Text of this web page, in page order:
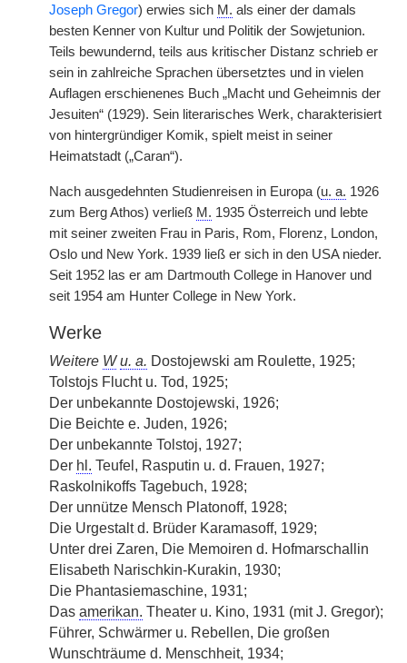
Joseph Gregor) erwies sich M. als einer der damals
besten Kenner von Kultur und Politik der Sowjetunion.
Teils bewundernd, teils aus kritischer Distanz schrieb er
sein in zahlreiche Sprachen übersetztes und in vielen
Auflagen erschienenes Buch „Macht und Geheimnis der
Jesuiten“ (1929). Sein literarisches Werk, charakterisiert
von hintergründiger Komik, spielt meist in seiner
Heimatstadt („Caran“).
Nach ausgedehnten Studienreisen in Europa (u. a. 1926
zum Berg Athos) verließ M. 1935 Österreich und lebte
mit seiner zweiten Frau in Paris, Rom, Florenz, London,
Oslo und New York. 1939 ließ er sich in den USA nieder.
Seit 1952 las er am Dartmouth College in Hanover und
seit 1954 am Hunter College in New York.
Werke
Weitere W u. a. Dostojewski am Roulette, 1925;
Tolstojs Flucht u. Tod, 1925;
Der unbekannte Dostojewski, 1926;
Die Beichte e. Juden, 1926;
Der unbekannte Tolstoj, 1927;
Der hl. Teufel, Rasputin u. d. Frauen, 1927;
Raskolnikoffs Tagebuch, 1928;
Der unnütze Mensch Platonoff, 1928;
Die Urgestalt|d. Brüder Karamasoff, 1929;
Unter drei Zaren, Die Memoiren d. Hofmarschallin
Elisabeth Narischkin-Kurakin, 1930;
Die Phantasiemaschine, 1931;
Das amerikan. Theater u. Kino, 1931 (mit J. Gregor);
Führer, Schwärmer u. Rebellen, Die großen
Wunschträume d. Menschheit, 1934;